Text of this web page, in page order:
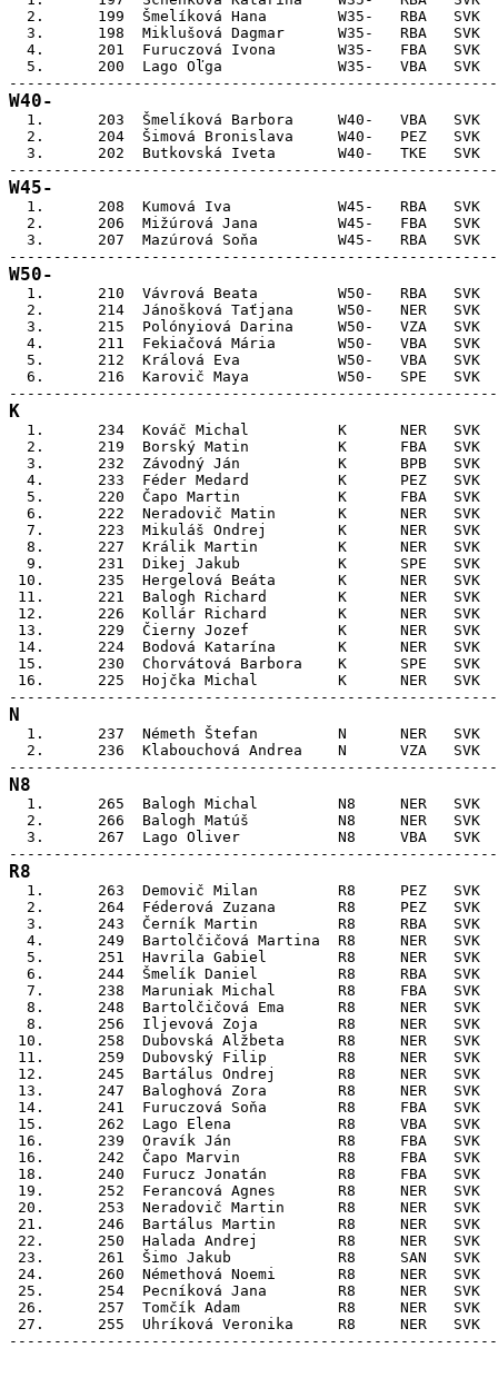
2.      199  Šmelíková Hana        W35-   RBA
3.      198  Miklušová Dagmar      W35-   RBA
4.      201  Furuczová Ivona       W35-   FBA
5.      200  Lago Oľga             W35-   VBA
W40-
1.      203  Šmelíková Barbora     W40-
2.      204  Šimová Bronislava     W40-   PEZ
3.      202  Butkovská Iveta       W40-   TKE
W45-
1.      208  Kumová Iva            W45-   RBA
2.      206  Mižúrová Jana         W45-   FBA
3.      207  Mazúrová Soňa         W45-   RBA
W50-
1.      210  Vávrová Beata         W50-
2.      214  Jánošková Taťjana     W50-   NER
3.      215  Polónyiová Darina     W50-   VZA
4.      211  Fekiačová Mária       W50-   VBA
5.      212  Králová Eva           W50-   VBA
6.      216  Karovič Maya          W50-   SPE
K
1.      234  Kováč Michal          K      NER
2.      219  Borský Matin          K      FBA
3.      232  Závodný Ján           K      BPB
4.      233  Féder Medard          K      PEZ
5.      220  Čapo Martin           K      FBA
6.      222  Neradovič Matin       K      NER
7.      223  Mikuláš Ondrej        K      NER
8.      227  Králik Martin         K      NER
9.      231  Dikej Jakub           K      SPE
10.      235  Hergelová Beáta       K      NER
11.      221  Balogh Richard        K      NER
12.      226  Kollár Richard        K      NER
13.      229  Čierny Jozef          K      NER
14.      224  Bodová Katarína       K      NER
15.      230  Chorvátová Barbora    K      SPE
16.      225  Hojčka Michal         K      NER
N
1.      237  Németh Štefan         N      NER
2.      236  Klabouchová Andrea    N      VZA
N8
1.      265  Balogh Michal         N8     NER
2.      266  Balogh Matúš          N8     NER
3.      267  Lago Oliver           N8     VBA
R8
1.      263  Demovič Milan         R8     PEZ
2.      264  Féderová Zuzana       R8     PEZ
3.      243  Černík Martin         R8     RBA
4.      249  Bartolčičová Martina  R8     NER
5.      251  Havrila Gabiel        R8     NER
6.      244  Šmelík Daniel         R8     RBA
7.      238  Maruniak Michal       R8     FBA
8.      248  Bartolčičová Ema      R8     NER
8.      256  Iljevová Zoja         R8     NER
10.      258  Dubovská Alžbeta      R8     NER
11.      259  Dubovský Filip        R8     NER
12.      245  Bartálus Ondrej       R8     NER
13.      247  Baloghová Zora        R8     NER
14.      241  Furuczová Soňa        R8     FBA
15.      262  Lago Elena            R8     VBA
16.      239  Oravík Ján            R8     FBA
16.      242  Čapo Marvin           R8     FBA
18.      240  Furucz Jonatán        R8     FBA
19.      252  Ferancová Agnes       R8     NER
20.      253  Neradovič Martin      R8     NER
21.      246  Bartálus Martin       R8     NER
22.      250  Halada Andrej         R8     NER
23.      261  Šimo Jakub            R8     SAN
24.      260  Némethová Noemi       R8     NER
25.      254  Pecníková Jana        R8     NER
26.      257  Tomčík Adam           R8     NER
27.      255  Uhríková Veronika     R8     NER